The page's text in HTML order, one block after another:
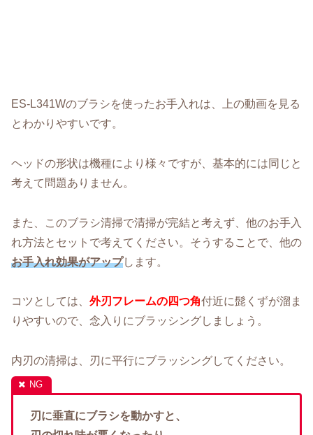
ES-L341Wのブラシを使ったお手入れは、上の動画を見る
とわかりやすいです。
ヘッドの形状は機種により様々ですが、基本的には同じと
考えて問題ありません。
また、このブラシ清掃で清掃が完結と考えず、他のお手入
れ方法とセットで考えてください。そうすることで、他の
お手入れ効果がアップします。
コツとしては、 外刃フレームの四つ角付近に髭くずが溜ま
りやすいので、念入りにブラッシングしましょう。
内刃の清掃は、刃に平行にブラッシングしてください。
刃に垂直にブラシを動かすと、